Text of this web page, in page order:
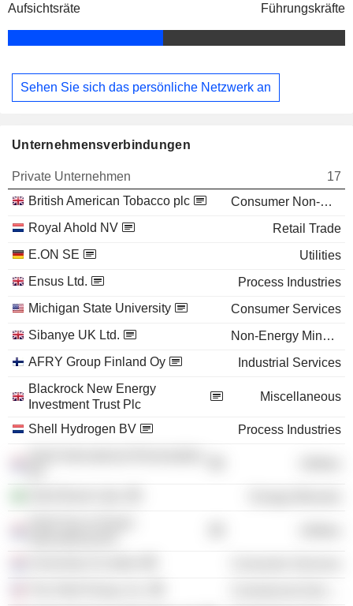
Aufsichtsräte Führungskräfte
Sehen Sie sich das persönliche Netzwerk an
Unternehmensverbindungen
Private Unternehmen
17
British American Tobacco plc
Consumer Non-Durables
Royal Ahold NV
Retail Trade
E.ON SE
Utilities
Ensus Ltd.
Process Industries
Michigan State University
Consumer Services
Sibanye UK Ltd.
Non-Energy Minerals
AFRY Group Finland Oy
Industrial Services
Blackrock New Energy
Investment Trust Plc
Miscellaneous
Shell Hydrogen BV
Process Industries